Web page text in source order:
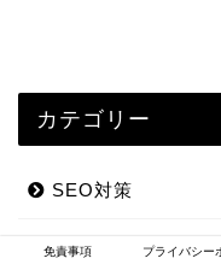
カテゴリー
SEO対策
仕事
免責事項 プライバシー